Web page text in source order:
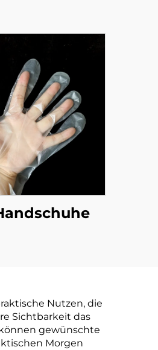
Nutzen, die
Sichtbarkeit das
gewünschte
Morgen